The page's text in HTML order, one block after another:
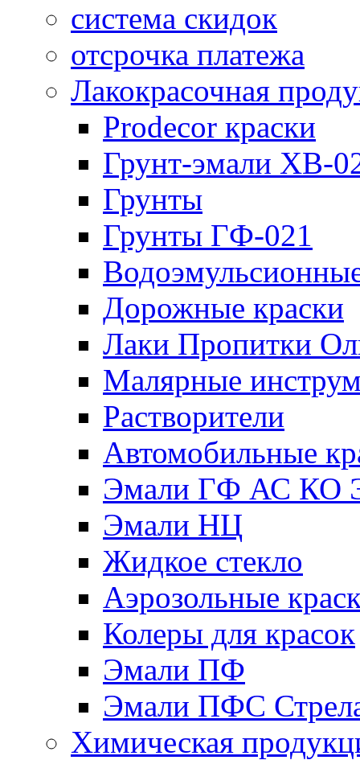
система скидок
отсрочка платежа
Лакокрасочная
Prodecor краски
Грунт-эмали ХВ-
Грунты
Грунты ГФ-021
Дорожные краски
Лаки Пропитки
Малярные
Растворители
Автомобильные
Эмали ГФ АС КО
Эмали НЦ
Жидкое стекло
Аэрозольные
Колеры для красок
Эмали ПФ
Эмали ПФС
Химическая